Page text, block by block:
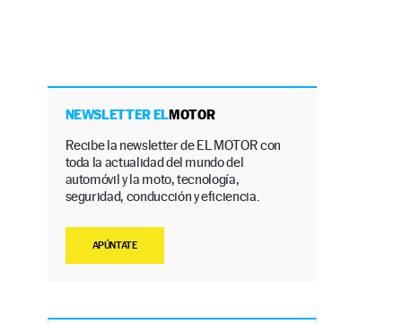
NEWSLETTER ELMOTOR
Recibe la newsletter de EL MOTOR con
toda la actualidad del mundo del
automóvil y la moto, tecnología,
seguridad, conducción y eficiencia.
APÚNTATE